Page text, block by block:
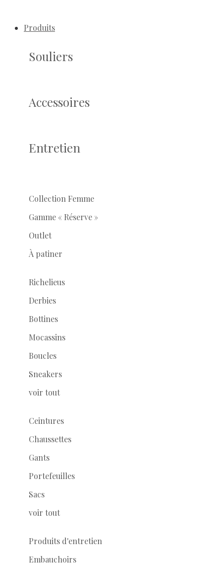
Produits
Souliers
Accessoires
Entretien
Collection Femme
Gamme « Réserve »
Outlet
À patiner
Richelieus
Derbies
Bottines
Mocassins
Boucles
Sneakers
voir tout
Ceintures
Chaussettes
Gants
Portefeuilles
Sacs
voir tout
Produits d'entretien
Embauchoirs